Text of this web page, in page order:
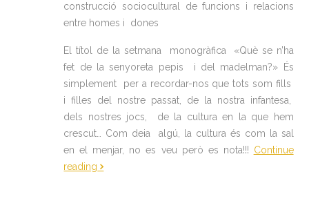
construcció sociocultural de funcions i relacions
entre homes i dones
El títol de la setmana monogràfica
«Què se n’ha
fet de la senyoreta pepis i del madelman?» És
simplement per a recordar-nos que tots som fills
i filles del nostre passat, de la nostra infantesa,
dels nostres jocs, de la cultura en la que hem
crescut… Com deia algú, la cultura és com la sal
en el menjar, no es veu però es nota!!! Continue
reading